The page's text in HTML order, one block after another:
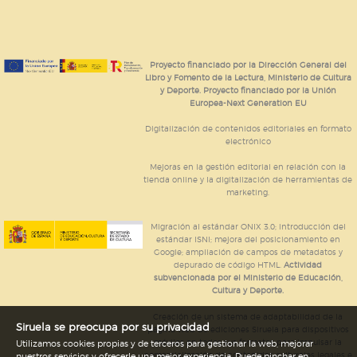
Proyecto financiado por la Dirección General del
Libro y Fomento de la Lectura, Ministerio de Cultura
y Deporte. Proyecto financiado por la Unión
Europea-Next Generation EU
Digitalización de contenidos editoriales en formato
electrónico
Mejoras en la gestión editorial en relación con la
tienda online y la digitalización de herramientas de
marketing.
Migración al estándar ONIX 3.0; introducción del
estándar ISNI; mejora del posicionamiento en
Google; ampliación de campos de metadatos y
depurado de código HTML.Actividad
subvencionada por el Ministerio de Educación,
Cultura y Deporte.
página web de ediciones Siruela para dispositivos
móviles en todos sus formatos para impulsar la
comercialización de contenidos culturales legales e
Siruela se preocupa por su privacidad
Utilizamos cookies propias y de terceros para gestionar la web, mejorar